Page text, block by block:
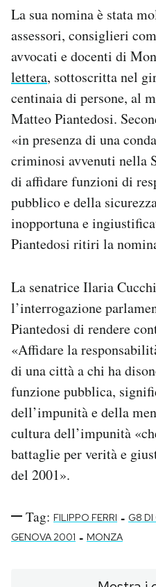
La sua nomina è stata
assessori, consiglieri
avvocati e docenti di
lettera, sottoscritta nel
centinaia di persone, al
Matteo Piantedosi.
«in presenza di una
criminosi avvenuti nella
di affidare funzioni di
pubblico e della
inopportuna e
Piantedosi ritiri la
La senatrice Ilaria
l’interrogazione
Piantedosi di rendere
«Affidare la
di una città a chi ha
funzione pubblica,
dell’impunità e della
cultura dell’impunità
battaglie per verità e
del 2001».
Tag: FILIPPO FERRI - G8 DI
GENOVA 2001 - MONZA